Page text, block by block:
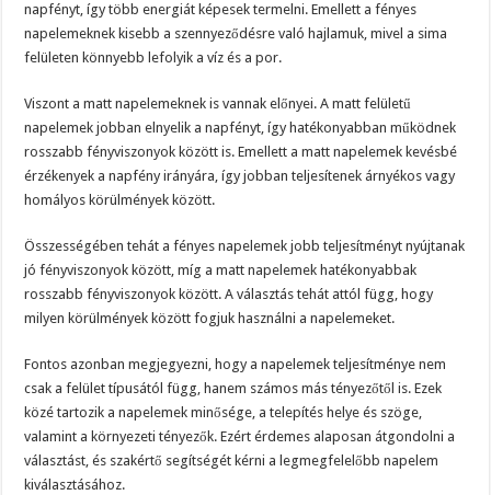
napfényt, így több energiát képesek termelni. Emellett a fényes
napelemeknek kisebb a szennyeződésre való hajlamuk, mivel a sima
felületen könnyebb lefolyik a víz és a por.
Viszont a matt napelemeknek is vannak előnyei. A matt felületű
napelemek jobban elnyelik a napfényt, így hatékonyabban működnek
rosszabb fényviszonyok között is. Emellett a matt napelemek kevésbé
érzékenyek a napfény irányára, így jobban teljesítenek árnyékos vagy
homályos körülmények között.
Összességében tehát a fényes napelemek jobb teljesítményt nyújtanak
jó fényviszonyok között, míg a matt napelemek hatékonyabbak
rosszabb fényviszonyok között. A választás tehát attól függ, hogy
milyen körülmények között fogjuk használni a napelemeket.
Fontos azonban megjegyezni, hogy a napelemek teljesítménye nem
csak a felület típusától függ, hanem számos más tényezőtől is. Ezek
közé tartozik a napelemek minősége, a telepítés helye és szöge,
valamint a környezeti tényezők. Ezért érdemes alaposan átgondolni a
választást, és szakértő segítségét kérni a legmegfelelőbb napelem
kiválasztásához.